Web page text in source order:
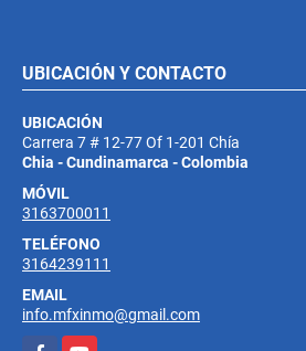
UBICACIÓN Y CONTACTO
UBICACIÓN
Carrera 7 # 12-77 Of 1-201 Chía
Chia - Cundinamarca - Colombia
MÓVIL
3163700011
TELÉFONO
3164239111
EMAIL
info.mfxinmo@gmail.com
FacebookYouTube